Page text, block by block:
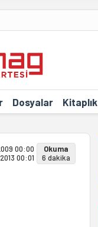
Dosyalar Kitaplık
00:00
00:01
Okuma
6 dakika